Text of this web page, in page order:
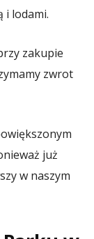
i lodami.
zakupie
zwrot
już
w naszym